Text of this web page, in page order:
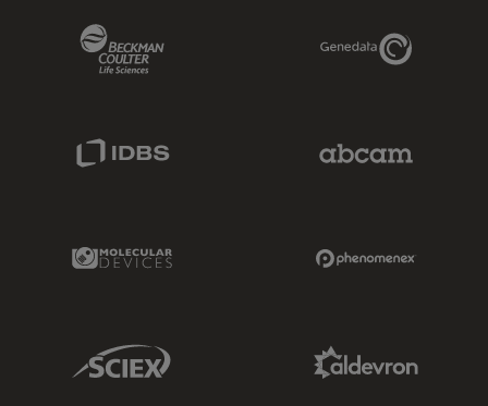
Genedata Link
Molecular Devices Link
Sciex Link